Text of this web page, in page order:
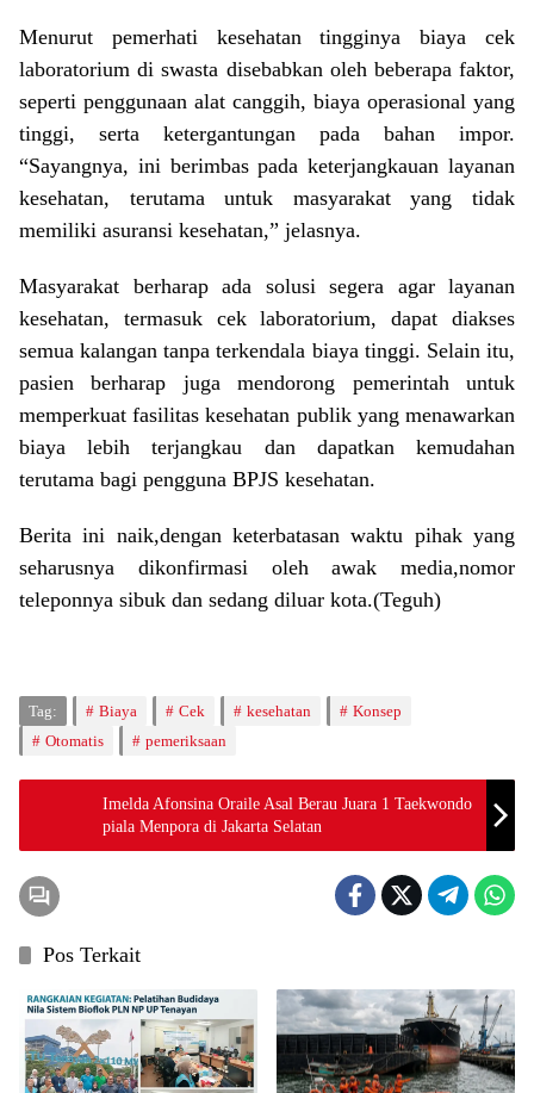
Menurut pemerhati kesehatan tingginya biaya cek
laboratorium di swasta disebabkan oleh beberapa faktor,
seperti penggunaan alat canggih, biaya operasional yang
tinggi, serta ketergantungan pada bahan impor.
“Sayangnya, ini berimbas pada keterjangkauan layanan
kesehatan, terutama untuk masyarakat yang tidak
memiliki asuransi kesehatan,” jelasnya.
Masyarakat berharap ada solusi segera agar layanan
kesehatan, termasuk cek laboratorium, dapat diakses
semua kalangan tanpa terkendala biaya tinggi. Selain itu,
pasien berharap juga mendorong pemerintah untuk
memperkuat fasilitas kesehatan publik yang menawarkan
biaya lebih terjangkau dan dapatkan kemudahan
terutama bagi pengguna BPJS kesehatan.
Berita ini naik,dengan keterbatasan waktu pihak yang
seharusnya dikonfirmasi oleh awak media,nomor
teleponnya sibuk dan sedang diluar kota.(Teguh)
Tag: Biaya Cek kesehatan
Konsep
Otomatis
pemeriksaan
Imelda Afonsina Oraile Asal Berau Juara 1 Taekwondo
piala Menpora di Jakarta Selatan
Pos Terkait